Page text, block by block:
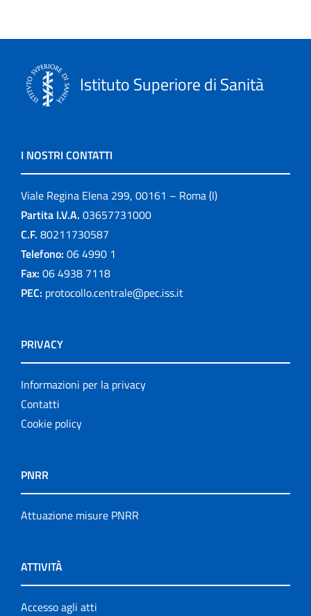
Istituto Superiore di Sanità
I NOSTRI CONTATTI
Viale Regina Elena 299, 00161 – Roma (I)
Partita I.V.A. 03657731000
C.F. 80211730587
Telefono: 06 4990 1
Fax: 06 4938 7118
PEC: protocollo.centrale@pec.iss.it
PRIVACY
Informazioni per la privacy
Contatti
Cookie policy
PNRR
Attuazione misure PNRR
ATTIVITÀ
Accesso agli atti